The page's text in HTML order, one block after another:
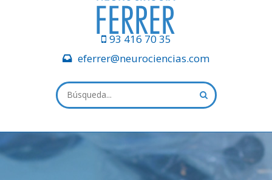
ALL FIELDS ARE REQUIRED.
Cerrar ventana de solicitud
93 416 70 35
eferrer@neurociencias.com